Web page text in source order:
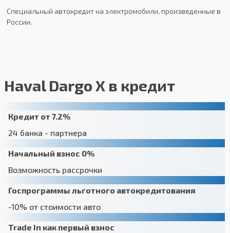
Специальный автокредит на электромобили, произведенные в
России.
Haval Dargo X в кредит
Кредит от 7.2%
24 банка - партнера
Начальный взнос 0%
Возможность рассрочки
Госпрограммы льготного автокредитования
-10% от стоимости авто
Trade In как первый взнос